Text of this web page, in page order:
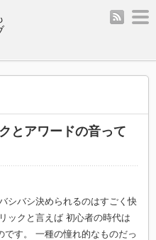
rss
とアワードの音って
シバシ決められるのはすごく快
ックと言えば 初心者の時代は
です。 一種の憧れ的なものだっ